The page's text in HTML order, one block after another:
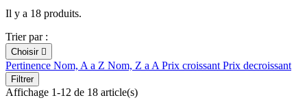
Il y a 18 produits.
Trier par :
Choisir 
Pertinence Nom, A a Z Nom, Z a A Prix croissant Prix decroissant
Filtrer
Affichage 1-12 de 18 article(s)